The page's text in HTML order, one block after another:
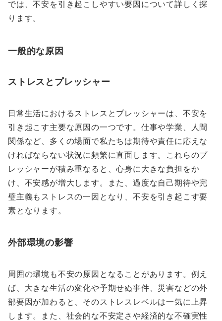
では、不安を引き起こしやすい要因について詳しく探
ります。
一般的な原因
ストレスとプレッシャー
日常生活におけるストレスとプレッシャーは、不安を
引き起こす主要な原因の一つです。仕事や学業、人間
関係など、多くの場面で私たちは期待や責任に応えな
ければならない状況に頻繁に直面します。これらのプ
レッシャーが積み重なると、心身に大きな負担をか
け、不安感が増大します。また、過度な自己期待や完
璧主義もストレスの一因となり、不安を引き起こす要
素となります。
外部環境の影響
周囲の環境も不安の原因となることがあります。例え
ば、大きな生活の変化や予期せぬ事件、災害などの外
部要因が加わると、そのストレスレベルは一気に上昇
します。また、社会的な不安定さや経済的な不確実性